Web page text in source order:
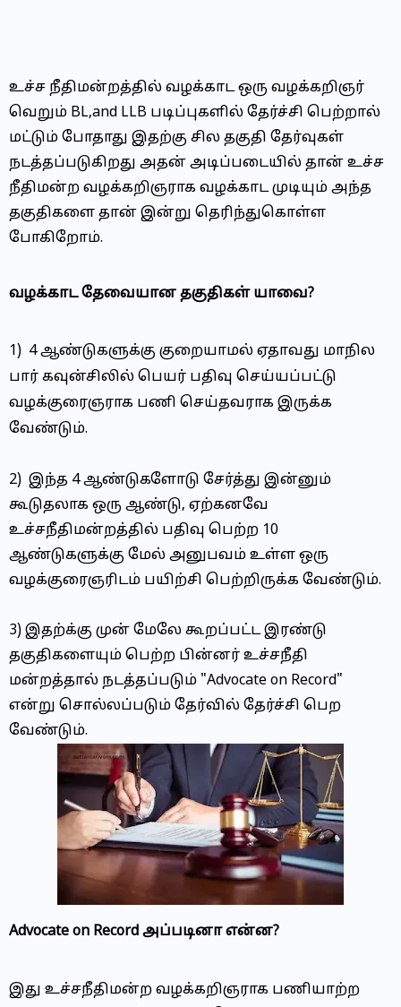
உச்ச நீதிமன்றத்தில் வழக்காட ஒரு வழக்கறிஞர்
வெறும் BL,and LLB படிப்புகளில் தேர்ச்சி பெற்றால்
மட்டும் போதாது இதற்கு சில தகுதி தேர்வுகள்
நடத்தப்படுகிறது அதன் அடிப்படையில் தான் உச்ச
நீதிமன்ற வழக்கறிஞராக வழக்காட முடியும் அந்த
தகுதிகளை தான் இன்று தெரிந்துகொள்ள
போகிறோம்.
வழக்காட தேவையான தகுதிகள் யாவை?
1) 4 ஆண்டுகளுக்கு குறையாமல் ஏதாவது மாநில
பார் கவுன்சிலில் பெயர் பதிவு செய்யப்பட்டு
வழக்குரைஞராக பணி செய்தவராக இருக்க
வேண்டும்.
2) இந்த 4 ஆண்டுகளோடு சேர்த்து இன்னும்
கூடுதலாக ஒரு ஆண்டு, ஏற்கனவே
உச்சநீதிமன்றத்தில் பதிவு பெற்ற 10
ஆண்டுகளுக்கு மேல் அனுபவம் உள்ள ஒரு
வழக்குரைஞரிடம் பயிற்சி பெற்றிருக்க வேண்டும்.
3) இதற்க்கு முன் மேலே கூறப்பட்ட இரண்டு
தகுதிகளையும் பெற்ற பின்னர் உச்சநீதி
மன்றத்தால் நடத்தப்படும் "Advocate on Record"
என்று சொல்லப்படும் தேர்வில் தேர்ச்சி பெற
வேண்டும்.
Advocate on Record அப்படினா என்ன?
இது உச்சநீதிமன்ற வழக்கறிஞராக பணியாற்ற